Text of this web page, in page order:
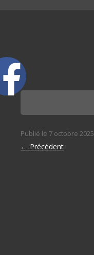
Publié le 7 octobre 2025
← Précédent